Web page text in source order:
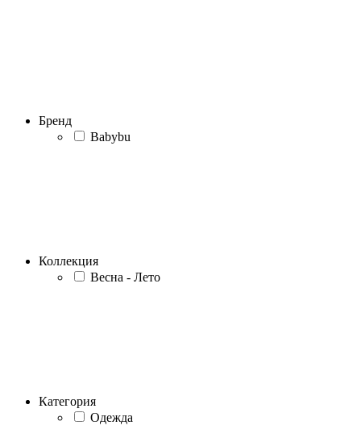
Бренд
Babybu
Коллекция
Весна - Лето
Категория
Одежда